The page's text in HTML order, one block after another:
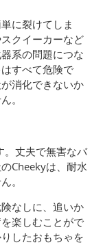
に裂けてしま
クイーカーなど
系の問題につな
すべて危険で
消化できないか
。
。丈夫で無害なバ
Cheekyは、耐水
。
なしに、追いか
楽しむことがで
したおもちゃを